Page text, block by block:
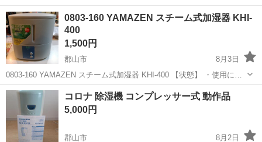
0803-160 YAMAZEN スチーム式加湿器 KHI-
400
1,500円
郡山市
8月3日
0803-160 YAMAZEN スチーム式加湿器 KHI-400 【状態】 ・使用に伴
う多少のスレ、キズ、落としきれない汚れなどございます ・詳細は現
地でご確認ください ・お値引きは出来かねますのでご了承願...
福島 郡山市 季節、空調家電 YAMAZEN
コロナ 除湿機 コンプレッサー式 動作品
5,000円
郡山市
8月2日